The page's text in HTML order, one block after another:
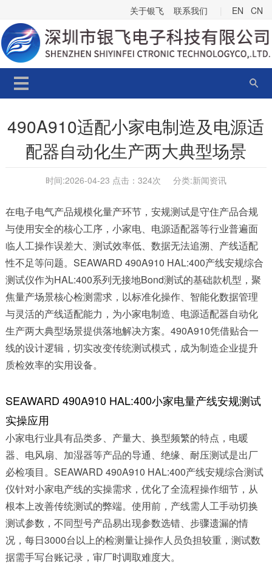
关于银飞 联系我们 EN CN
490A910适配小家电制造及电源适
配器自动化生产两大典型场景
时间:2026-04-23 点击： 324次 分类:新闻资讯
在电子电气产品规模化量产环节，安规测试是守住产品合规
与使用安全的核心工序，小家电、电源适配器等行业普遍面
临人工操作误差大、测试效率低、数据无法追溯、产线适配
性不足等问题。SEAWARD 490A910 HAL:400产线安规综合
测试仪作为HAL:400系列无接地Bond测试的基础款机型，聚
焦量产场景核心检测需求，以标准化操作、智能化数据管理
与灵活的产线适配能力，为小家电制造、电源适配器自动化
生产两大典型场景提供落地解决方案。490A910凭借贴合一
线的设计逻辑，切实改变传统测试模式，成为制造企业提升
质检效率的实用设备。
SEAWARD 490A910 HAL:400小家电量产线安规测试
实操应用
小家电行业具有品类多、产量大、换型频繁的特点，电暖
器、电风扇、加湿器等产品的导通、绝缘、耐压测试是出厂
必检项目。SEAWARD 490A910 HAL:400产线安规综合测试
仪针对小家电产线的实操需求，优化了全流程操作细节，从
根本上改善传统测试的弊端。使用前，产线需人工手动切换
测试参数，不同型号产品易出现参数选错、步骤遗漏的情
况，每日3000台以上的检测量让操作人员负担较重，测试数
据需手写台账记录，审厂时调取难度大。